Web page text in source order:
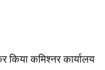
किया कमिश्नर कार्यालय